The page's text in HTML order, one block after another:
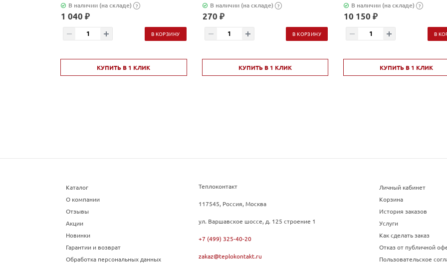
В наличии (на складе) ?
1 040 ₽
В КОРЗИНУ
КУПИТЬ В 1 КЛИК
В наличии (на складе) ?
270 ₽
В КОРЗИНУ
КУПИТЬ В 1 КЛИК
В наличии (на складе) ?
10 150 ₽
В
КУПИТЬ В 1 КЛИК
Каталог
О компании
Отзывы
Акции
Новинки
Гарантии и возврат
Обработка персональных данных
Теплоконтакт
117545, Россия, Москва
ул. Варшавское шоссе, д. 125 строение 1
+7 (499) 325-40-20
zakaz@teplokontakt.ru
Личный кабинет
Корзина
История заказов
Услуги
Как сделать заказ
Отказ от публичной
Пользовательское